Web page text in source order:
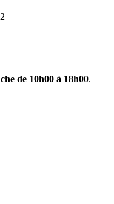
de 10h00 à 18h00.